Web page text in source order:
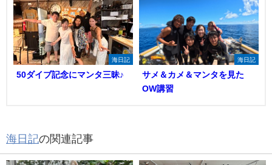
海日記
50ダイブ記念にマンタ三昧♪
海日記
サメ＆カメ＆マンタを見た
OW講習
海日記の関連記事